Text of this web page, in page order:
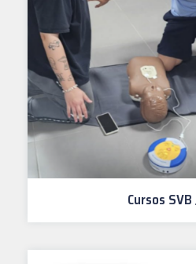
Cursos SVB